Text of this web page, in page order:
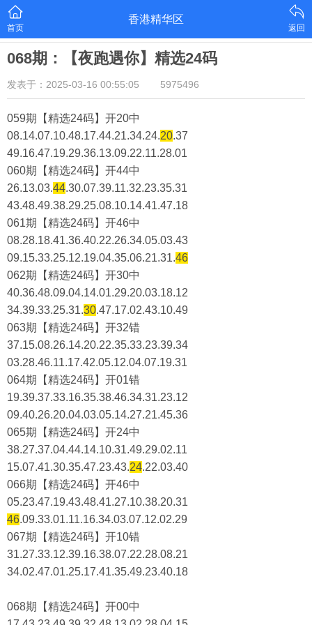
首页
香港精华区
返回
068期：【夜跑遇你】精选24码
发表于：2025-03-16 00:55:05 5975496
059期【精选24码】开20中
08.14.07.10.48.17.44.21.34.24.20.37
49.16.47.19.29.36.13.09.22.11.28.01
060期【精选24码】开44中
26.13.03.44.30.07.39.11.32.23.35.31
43.48.49.38.29.25.08.10.14.41.47.18
061期【精选24码】开46中
08.28.18.41.36.40.22.26.34.05.03.43
09.15.33.25.12.19.04.35.06.21.31.46
062期【精选24码】开30中
40.36.48.09.04.14.01.29.20.03.18.12
34.39.33.25.31.30.47.17.02.43.10.49
063期【精选24码】开32错
37.15.08.26.14.20.22.35.33.23.39.34
03.28.46.11.17.42.05.12.04.07.19.31
064期【精选24码】开01错
19.39.37.33.16.35.38.46.34.31.23.12
09.40.26.20.04.03.05.14.27.21.45.36
065期【精选24码】开24中
38.27.37.04.44.14.10.31.49.29.02.11
15.07.41.30.35.47.23.43.24.22.03.40
066期【精选24码】开46中
05.23.47.19.43.48.41.27.10.38.20.31
46.09.33.01.11.16.34.03.07.12.02.29
067期【精选24码】开10错
31.27.33.12.39.16.38.07.22.28.08.21
34.02.47.01.25.17.41.35.49.23.40.18
068期【精选24码】开00中